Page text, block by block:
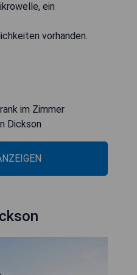
ein
vorhanden.
im Zimmer
Dickson